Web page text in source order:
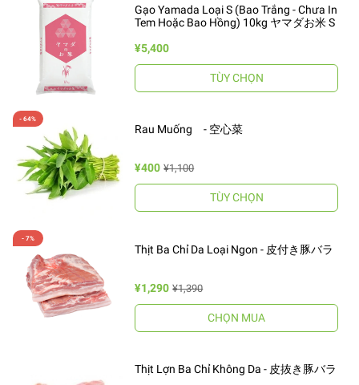
Gạo Yamada Loại S (Bao Trắng - Chưa In
Tem Hoặc Bao Hồng) 10kg ヤマダお米 S
¥5,400
TÙY CHỌN
Rau Muống - 空心菜
¥400 ¥1,100
TÙY CHỌN
Thịt Ba Chỉ Da Loại Ngon - 皮付き豚バラ
¥1,290 ¥1,390
CHỌN MUA
Thịt Lợn Ba Chỉ Không Da - 皮抜き豚バラ